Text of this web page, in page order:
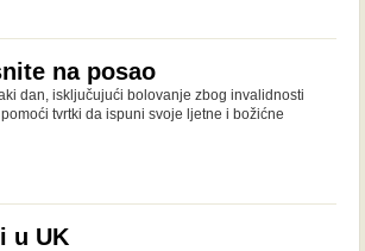
na posao
dan, isključujući bolovanje zbog invalidnosti
tvrtki da ispuni svoje ljetne i božićne
u UK